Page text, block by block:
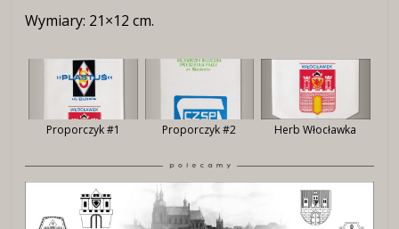
Wymiary: 21×12 cm.
Proporczyk #1 Proporczyk #2 Herb Włocławka